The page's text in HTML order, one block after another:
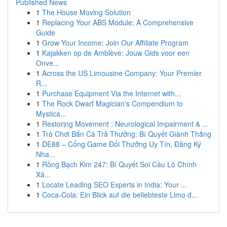
Published News
1 The House Moving Solution
1 Replacing Your ABS Module: A Comprehensive
Guide
1 Grow Your Income: Join Our Affiliate Program
1 Kajakken op de Amblève: Jouw Gids voor een
Onve...
1 Across the US Limousine Company: Your Premier
R...
1 Purchase Equipment Via the Internet with...
1 The Rock Dwarf Magician's Compendium to
Mystica...
1 Restoring Movement : Neurological Impairment & ...
1 Trò Chơi Bắn Cá Trả Thưởng: Bí Quyết Giành Thắng
1 DE88 – Cổng Game Đổi Thưởng Uy Tín, Đăng Ký
Nha...
1 Rồng Bạch Kim 247: Bí Quyết Soi Cầu Lô Chính
Xá...
1 Locate Leading SEO Experts in India: Your ...
1 Coca-Cola: Ein Blick auf die beliebteste Limo d...